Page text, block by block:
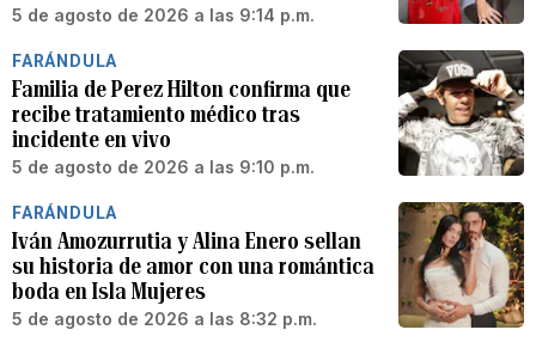
5 de agosto de 2026 a las 9:14 p.m.
FARÁNDULA
Familia de Perez Hilton confirma que
recibe tratamiento médico tras
incidente en vivo
5 de agosto de 2026 a las 9:10 p.m.
FARÁNDULA
Iván Amozurrutia y Alina Enero sellan
su historia de amor con una romántica
boda en Isla Mujeres
5 de agosto de 2026 a las 8:32 p.m.